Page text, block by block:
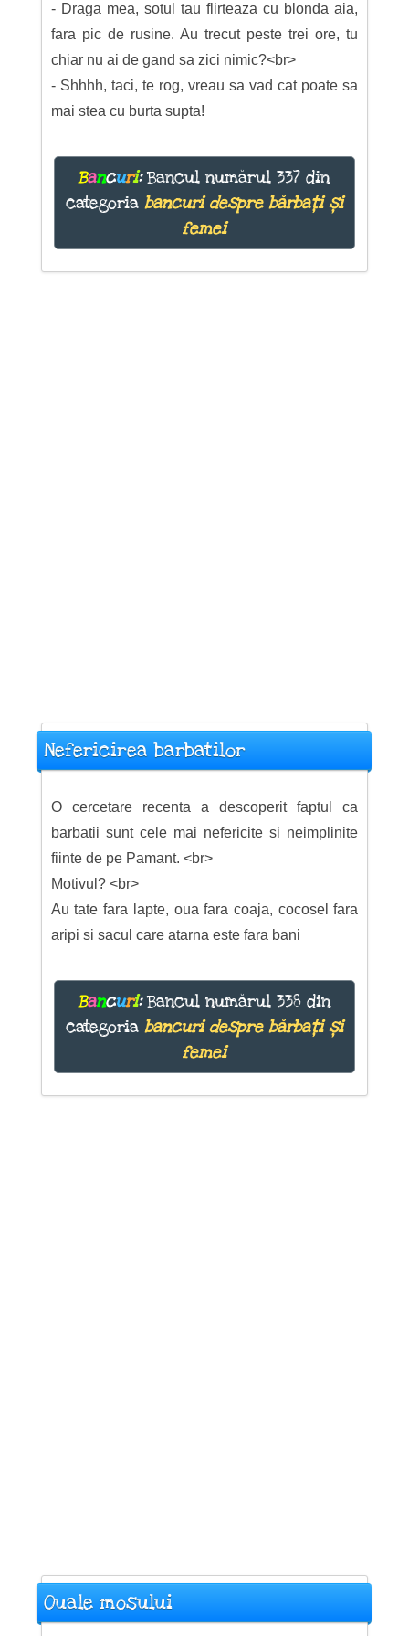
- Draga mea, sotul tau flirteaza cu blonda aia,
fara pic de rusine. Au trecut peste trei ore, tu
chiar nu ai de gand sa zici nimic?<br>
- Shhhh, taci, te rog, vreau sa vad cat poate sa
mai stea cu burta supta!
Bancuri:Bancul numărul 337 din
categoria bancuri despre bărbați și
femei
Nefericirea barbatilor
O cercetare recenta a descoperit faptul ca
barbatii sunt cele mai nefericite si neimplinite
fiinte de pe Pamant. <br>
Motivul? <br>
Au tate fara lapte, oua fara coaja, cocosel fara
aripi si sacul care atarna este fara bani
Bancuri:Bancul numărul 338 din
categoria bancuri despre bărbați și
femei
Ouale mosului